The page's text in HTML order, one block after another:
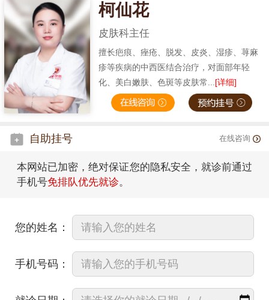
柯仙花
皮肤科主任
擅长疤痕、痤疮、脱发、皮炎、湿疹、荨麻
疹等疾病的中西医结合治疗，对面部年轻
化、美白嫩肤、色斑等皮肤常...[详细]
自助挂号 在线咨询
本网站已加密，绝对保证您的隐私安全，就诊前通过
手机号免排队优先就诊。
您的姓名：
手机号码：